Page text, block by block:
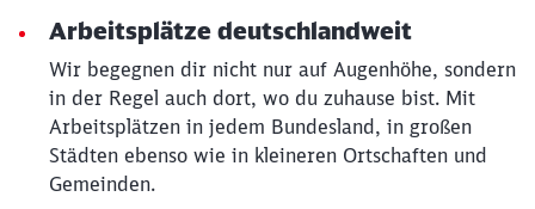
Arbeitsplätze deutschlandweit
Wir begegnen dir nicht nur auf Augenhöhe, sondern
in der Regel auch dort, wo du zuhause bist. Mit
Arbeitsplätzen in jedem Bundesland, in großen
Städten ebenso wie in kleineren Ortschaften und
Gemeinden.
Schließen
Möchten Sie zuweitergeleitet
werden?